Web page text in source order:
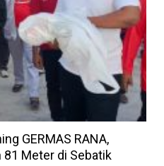
GERMAS RANA,
81 Meter di Sebatik